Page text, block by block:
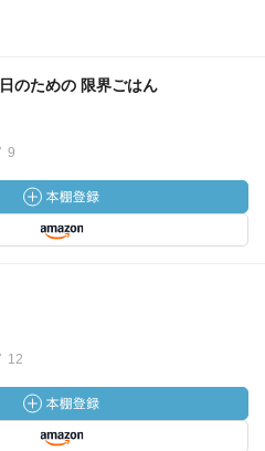
のための 限界ごはん
9
12